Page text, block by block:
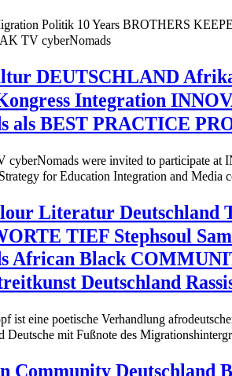
Politik 10 Years BROTHERS
TV cyberNomads
DEUTSCHLAND
Integration
als BEST PRACTICE
were invited to participate at
for Education Integration and Media
Literatur
TIEF Stephsoul
African Black
Deutschland
ist eine poetische Verhandlung
Deutsche mit Fußnote des
Community